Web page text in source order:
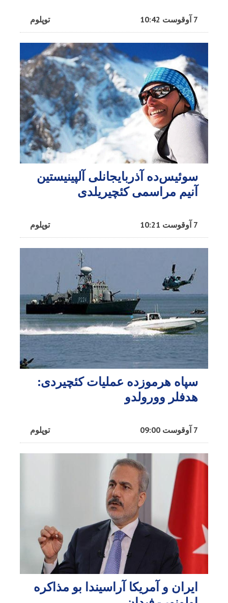
توپلوم 7 آوقوست 10:42
سوئیس‌ده آذربایجانلی آلپینیستین
آنیم مراسمی کئچیریلدی
توپلوم 7 آوقوست 10:21
سپاه هرموزده عملیات کئچیردی:
هدفلر وورولدو
توپلوم 7 آوقوست 09:00
ایران و آمریکا آراسیندا بو مذاکره